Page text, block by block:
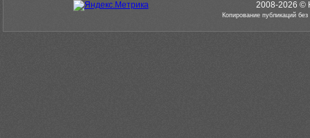
2008-2026 ©
Копирование публикаций